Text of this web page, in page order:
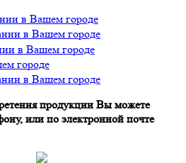
продукции Вы можете
или по электронной почте